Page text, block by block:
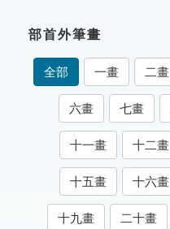
索引選單
知識索引
單字索引
生命大百科索引
遊戲專區
部首外筆畫
全部 一畫 二畫
六畫 七畫
十一畫 十二畫
十五畫 十六畫
十九畫 二十畫